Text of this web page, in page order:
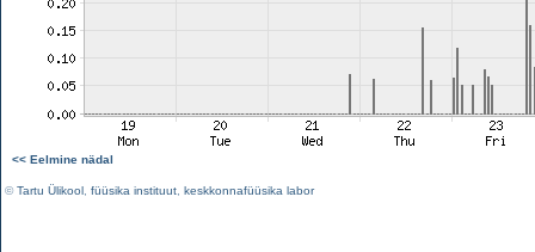
<< Eelmine nädal
©Tartu Ülikool füüsika instituut keskkonnafüüsika labor